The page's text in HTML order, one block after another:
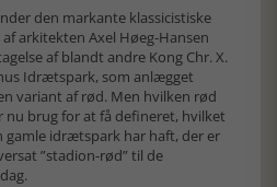
den markante klassicistiske
arkitekten Axel Høeg-Hansen
af blandt andre Kong Chr. X.
Idrætspark, som anlægget
variant af rød. Men hvilken rød
nu brug for at få defineret, hvilket
gamle idrætspark har haft, der er
”stadion-rød” til de